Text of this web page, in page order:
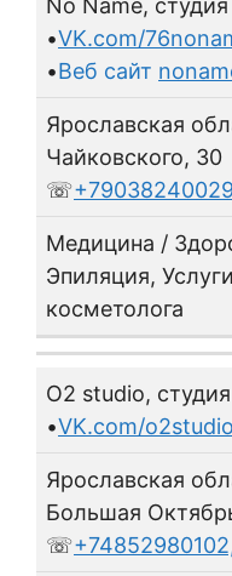
No Name,
•VK.com/
•Веб сайт
Ярославская
Чайковского, 30
☏+79038240029
Медицина /
Эпиляция,
косметолога
O2 studio,
•VK.com/
Ярославская
Большая
☏